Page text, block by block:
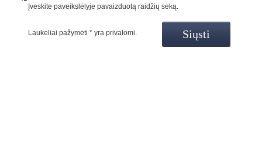
Įveskite paveikslėlyje pavaizduotą raidžių seką.
Laukeliai pažymėti * yra privalomi.